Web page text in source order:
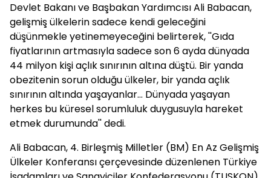
Devlet Bakanı ve Başbakan Yardımcısı Ali Babacan,
gelişmiş ülkelerin sadece kendi geleceğini
düşünmekle yetinemeyeceğini belirterek, ''Gıda
fiyatlarının artmasıyla sadece son 6 ayda dünyada
44 milyon kişi açlık sınırının altına düştü. Bir yanda
obezitenin sorun olduğu ülkeler, bir yanda açlık
sınırının altında yaşayanlar... Dünyada yaşayan
herkes bu küresel sorumluluk duygusuyla hareket
etmek durumunda'' dedi.
Ali Babacan, 4. Birleşmiş Milletler (BM) En Az Gelişmiş
Ülkeler Konferansı çerçevesinde düzenlenen Türkiye